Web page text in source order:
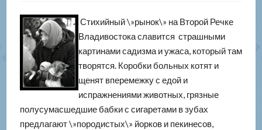
Стихийный \»рынок\» на Второй Речке
Владивостока славится страшными
картинами садизма и ужаса, который там
творятся. Коробки больных котят и
щенят вперемежку с едой и
испражнениями животных, грязные
полусумасшедшие бабки с сигаретами в зубах
предлагают \»породистых\» йорков и пекинесов,